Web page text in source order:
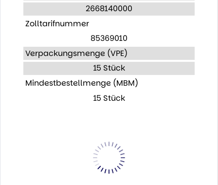
2668140000
Zolltarifnummer
85369010
Verpackungsmenge (VPE)
15 Stück
Mindestbestellmenge (MBM)
15 Stück